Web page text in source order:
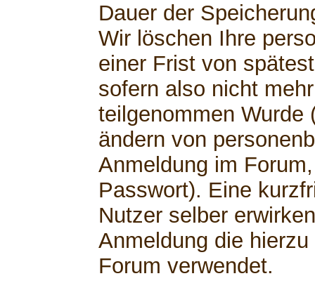
Dauer der
Wir löschen Ihre
einer Frist von
sofern also nicht
teilgenommen Wurde
ändern von
Anmeldung im
Passwort). Eine
Nutzer selber
Anmeldung die
Forum verwendet.